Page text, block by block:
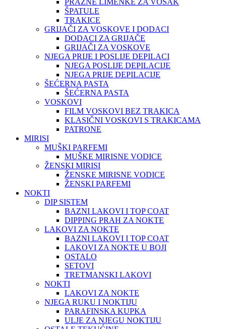
PRAZNE LIMENKE ZA VOSAK
ŠPATULE
TRAKICE
GRIJAČI ZA VOSKOVE I DODACI
DODACI ZA GRIJAČE
GRIJAČI ZA VOSKOVE
NJEGA PRIJE I POSLIJE DEPILACI
NJEGA POSLIJE DEPILACIJE
NJEGA PRIJE DEPILACIJE
ŠEĆERNA PASTA
ŠEĆERNA PASTA
VOSKOVI
FILM VOSKOVI BEZ TRAKICA
KLASIČNI VOSKOVI S TRAKICAMA
PATRONE
MIRISI
MUŠKI PARFEMI
MUŠKE MIRISNE VODICE
ŽENSKI MIRISI
ŽENSKE MIRISNE VODICE
ŽENSKI PARFEMI
NOKTI
DIP SISTEM
BAZNI LAKOVI I TOP COAT
DIPPING PRAH ZA NOKTE
LAKOVI ZA NOKTE
BAZNI LAKOVI I TOP COAT
LAKOVI ZA NOKTE U BOJI
OSTALO
SETOVI
TRETMANSKI LAKOVI
NOKTI
LAKOVI ZA NOKTE
NJEGA RUKU I NOKTIJU
PARAFINSKA KUPKA
ULJE ZA NJEGU NOKTIJU